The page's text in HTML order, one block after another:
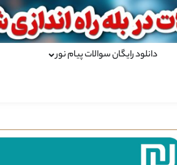
دانلود رایگان سوالات پیام نور